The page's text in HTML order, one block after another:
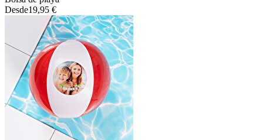
Desde19,95 €